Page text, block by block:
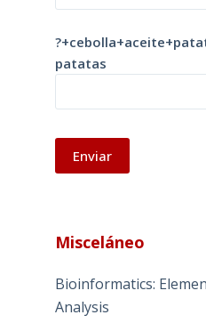
patatas
t
r
n
Misceláneo
Bioinformatics:
Analysis